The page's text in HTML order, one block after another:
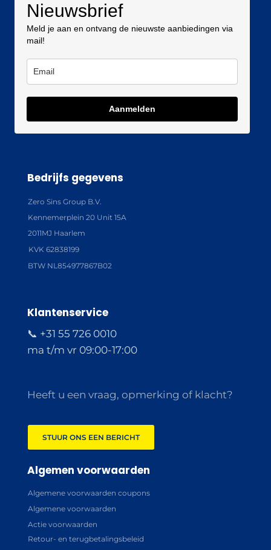
Nieuwsbrief
Meld je aan en ontvang de nieuwste aanbiedingen via
mail!
Aanmelden
Bedrijfs gegevens
Zero Sins Group B.V.
Kennemerplein 20 Unit 15A
2011MJ Haarlem
KVK 62838199
BTW NL854977867B02
Klantenservice
📞 +31 55 726 0010
ma t/m vr 09:00-17:00
Heeft u een vraag, opmerking of klacht?
STUUR ONS EEN BERICHT
Algemen voorwaarden
Algemene voorwaarden coupons
Algemene voorwaarden
Actie voorwaarden
Retour- en terugbetalingsbeleid